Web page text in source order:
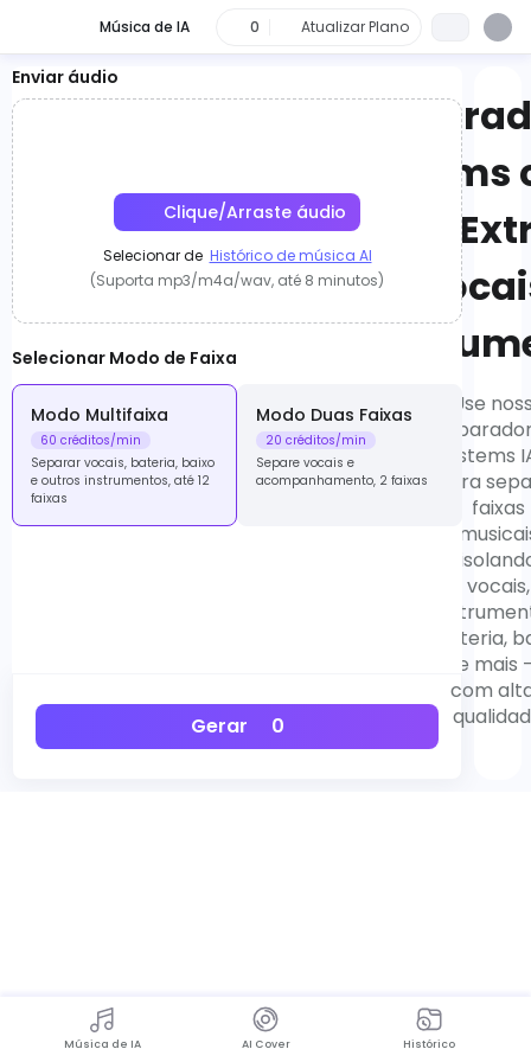
Música de IA 0 Atualizar Plano
Enviar áudio
Clique/Arraste áudio
Selecionar de Histórico de música AI
(Suporta mp3/m4a/wav, até 8 minutos)
Selecionar Modo de Faixa
Modo Multifaixa
60 créditos/min
Separar vocais, bateria, baixo
e outros instrumentos, até 12
faixas
Modo Duas Faixas
20 créditos/min
Separe vocais e
acompanhamento, 2 faixas
Gerar 0
IA:
Use
stems
para
faixas
vocais,
bateria,
e mais
com
Música de IA AI Cover Histórico